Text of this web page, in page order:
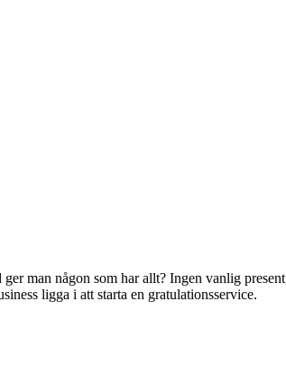
man någon som har allt? Ingen vanlig
ligga i att starta en gratulationsservice.